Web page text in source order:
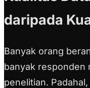
daripada
Banyak orang
banyak responden
penelitian.